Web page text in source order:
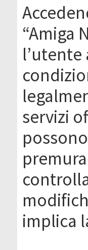
“Amiga
servizi
implica